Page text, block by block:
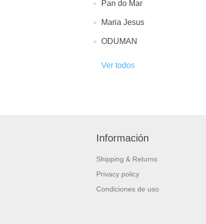
Pan do Mar
Maria Jesus
ODUMAN
Ver todos
Información
Shipping & Returns
Privacy policy
Condiciones de uso